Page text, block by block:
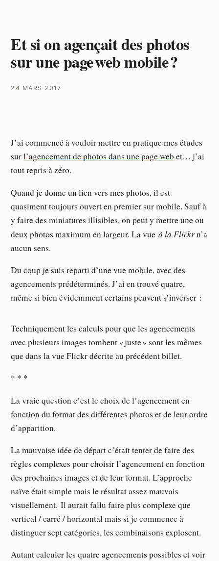
Et si on agençait des photos
sur une page web mobile ?
24 MARS 2017
J’ai commencé à vouloir mettre en pratique mes études
surl’agencement de photos dans une page web et… j’ai
tout repris à zéro.
Quand je donne un lien vers mes photos, il est
quasiment toujours ouvert en premier sur mobile. Sauf à
y faire des miniatures illisibles, on peut y mettre une ou
deux photos maximum en largeur. La vueà la Flickrn’a
aucun sens.
Du coup je suis reparti d’une vue mobile, avec des
agencements prédéterminés. J’ai en trouvé quatre,
même si bien évidemment certains peuvent s’inverser :
Techniquement les calculs pour que les agencements
avec plusieurs images tombent « juste » sont les mêmes
que dans la vue Flickr décrite au précédent billet.
* * *
La vraie question c’est le choix de l’agencement en
fonction du format des différentes photos et de leur ordre
d’apparition.
La mauvaise idée de départ c’était tenter de faire des
règles complexes pour choisir l’agencement en fonction
des prochaines images et de leur format. L’approche
naïve était simple mais le résultat assez mauvais
visuellement. Il aurait fallu faire plus complexe que
vertical / carré / horizontal mais si je commence à
distinguer sept catégories, les combinaisons explosent.
Autant calculer les quatre agencements possibles et voir